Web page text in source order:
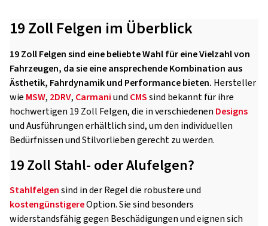
19 Zoll Felgen im Überblick
19 Zoll Felgen sind eine beliebte Wahl für eine Vielzahl von
Fahrzeugen, da sie eine ansprechende Kombination aus
Ästhetik, Fahrdynamik und Performance bieten. Hersteller
wie MSW, 2DRV, Carmaniund CMSsind bekannt für ihre
hochwertigen 19 Zoll Felgen, die in verschiedenen Designs
und Ausführungen erhältlich sind, um den individuellen
Bedürfnissen und Stilvorlieben gerecht zu werden.
19 Zoll Stahl- oder Alufelgen?
Stahlfelgensind in der Regel die robustere und
kostengünstigereOption. Sie sind besonders
widerstandsfähig gegen Beschädigungen und eignen sich